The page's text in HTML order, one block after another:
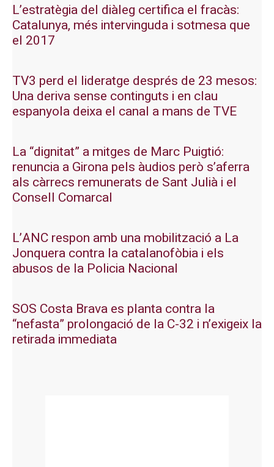
L’estratègia del diàleg certifica el fracàs:
Catalunya, més intervinguda i sotmesa que
el 2017
TV3 perd el lideratge després de 23 mesos:
Una deriva sense continguts i en clau
espanyola deixa el canal a mans de TVE
La “dignitat” a mitges de Marc Puigtió:
renuncia a Girona pels àudios però s’aferra
als càrrecs remunerats de Sant Julià i el
Consell Comarcal
L’ANC respon amb una mobilització a La
Jonquera contra la catalanofòbia i els
abusos de la Policia Nacional
SOS Costa Brava es planta contra la
“nefasta” prolongació de la C-32 i n’exigeix la
retirada immediata